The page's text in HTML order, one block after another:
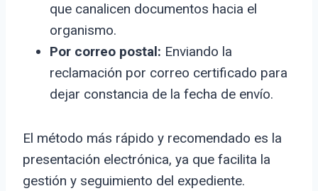
que canalicen documentos hacia el
organismo.
Por correo postal: Enviando la
reclamación por correo certificado para
dejar constancia de la fecha de envío.
El método más rápido y recomendado es la
presentación electrónica, ya que facilita la
gestión y seguimiento del expediente.